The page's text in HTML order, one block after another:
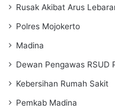
Rusak Akibat Arus
Polres Mojokerto
Madina
Dewan Pengawas RSUD
Kebersihan Rumah Sakit
Pemkab Madina